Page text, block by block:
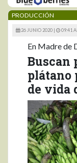
PRODUCCIÓN
26 JUNIO 2020 | 09:41
En Madre de
Buscan
plátano
de vida